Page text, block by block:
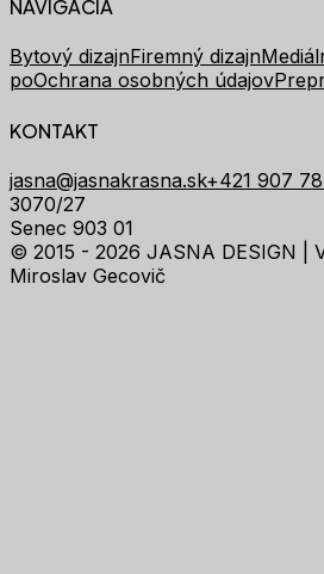
NAVIGÁCIA
Bytový dizajnFiremný dizajn
poOchrana osobných údajov
KONTAKT
jasna@jasnakrasna.sk+421 907
3070/27
Senec 903 01
© 2015 - 2026 JASNA DESIGN |
Miroslav Gecovič